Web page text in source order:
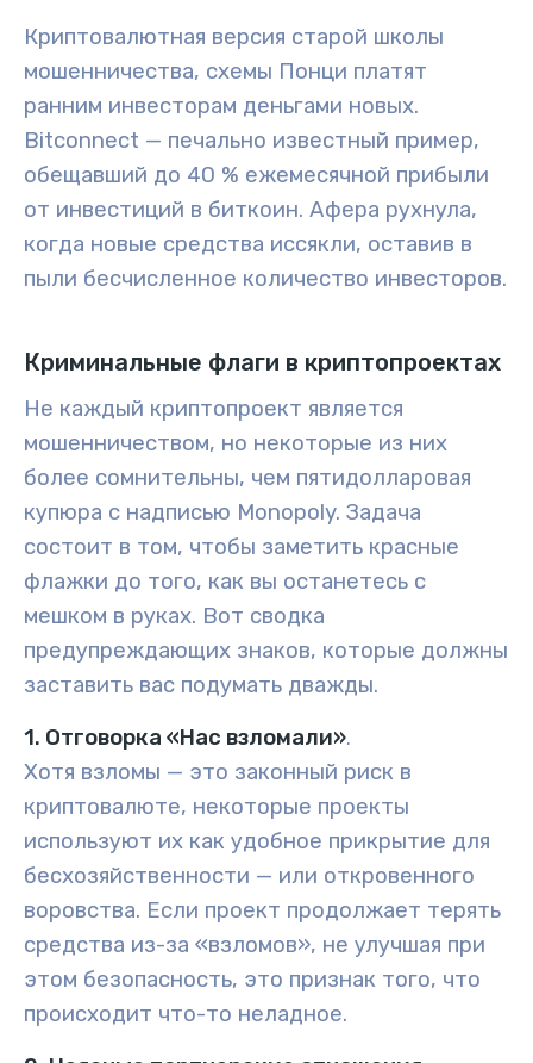
Криптовалютная версия старой школы
мошенничества, схемы Понци платят
ранним инвесторам деньгами новых.
Bitconnect — печально известный пример,
обещавший до 40 % ежемесячной прибыли
от инвестиций в биткоин. Афера рухнула,
когда новые средства иссякли, оставив в
пыли бесчисленное количество инвесторов.
Криминальные флаги в криптопроектах
Не каждый криптопроект является
мошенничеством, но некоторые из них
более сомнительны, чем пятидолларовая
купюра с надписью Monopoly. Задача
состоит в том, чтобы заметить красные
флажки до того, как вы останетесь с
мешком в руках. Вот сводка
предупреждающих знаков, которые должны
заставить вас подумать дважды.
1. Отговорка «Нас взломали».
Хотя взломы — это законный риск в
криптовалюте, некоторые проекты
используют их как удобное прикрытие для
бесхозяйственности — или откровенного
воровства. Если проект продолжает терять
средства из-за «взломов», не улучшая при
этом безопасность, это признак того, что
происходит что-то неладное.